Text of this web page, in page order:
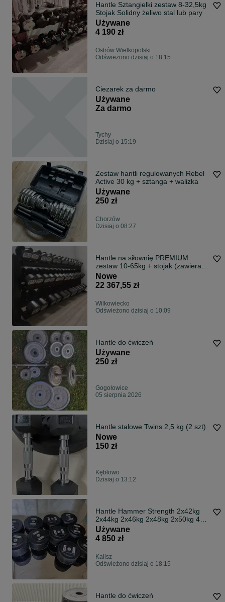
Hantle Sztangielki zestaw 8-32,5kg
Stojak Solidny żeliwo stal lub pary
Używane
4 190 zł
Ostrów Wielkopolski
Odświeżono dzisiaj o 18:15
Ciezarek za darmo
Używane
Za darmo
Tychy
Dzisiaj o 15:19
Zestaw hantli regulowanych Rebel
Active 30 kg + sztanga + walizka
Używane
250 zł
Chorzów
Dzisiaj o 08:27
Hantle na siłownię PREMIUM
zestaw 10-65kg + stojak (zawiera
23% VAT)
Nowe
22 367,55 zł
Wilkowiecko
Odświeżono dzisiaj o 10:09
Hantle do ćwiczeń
Używane
250 zł
Gogołowice
05 sierpnia 2026
Hantle stalowe Twins 2,5 kg (2 szt)
Nowe
150 zł
Kębłowo
Dzisiaj o 13:12
Hantle Hammer Strength 2x42kg
2x44kg 2x46kg 2x48kg 2x50kg 42-
50kg
Używane
4 850 zł
Kalisz
Odświeżono dzisiaj o 18:15
Hantle do ćwiczeń